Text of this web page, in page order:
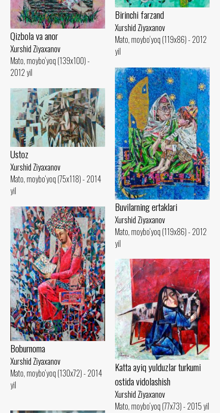
Birinchi farzand
Xurshid Ziyaxanov
Mato, moybo‘yoq (119x86) - 2012
yil
Qizbola va anor
Xurshid Ziyaxanov
Mato, moybo‘yoq (139x100) -
2012 yil
Buvilarning ertaklari
Xurshid Ziyaxanov
Mato, moybo‘yoq (119x86) - 2012
yil
Ustoz
Xurshid Ziyaxanov
Mato, moybo‘yoq (75x118) - 2014
yil
Boburnoma
Xurshid Ziyaxanov
Mato, moybo‘yoq (130x72) - 2014
yil
Katta ayiq yulduzlar turkumi
ostida vidolashish
Xurshid Ziyaxanov
Mato, moybo‘yoq (77x73) - 2015 yil